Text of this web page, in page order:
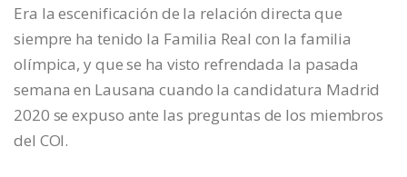
Era la escenificación de la relación directa que
siempre ha tenido la Familia Real con la familia
olímpica, y que se ha visto refrendada la pasada
semana en Lausana cuando la candidatura Madrid
2020 se expuso ante las preguntas de los miembros
del COI.